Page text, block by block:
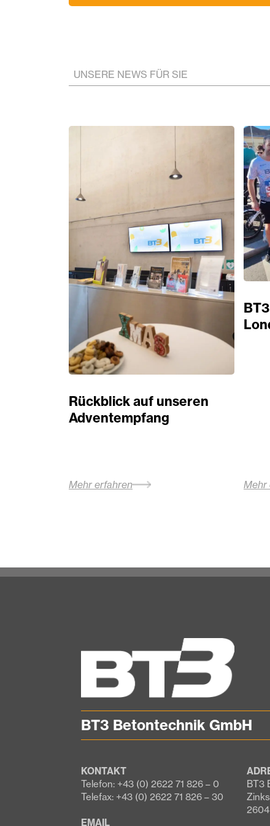
UNSERE NEWS FÜR SIE
Rückblick auf unseren
Adventempfang
Mehr erfahren Mehr
BT3 Betontechnik GmbH
KONTAKT
Telefon: +43 (0) 2622 71 826 – 0
Telefax: +43 (0) 2622 71 826 – 30
EMAIL
BT3